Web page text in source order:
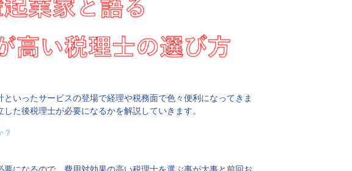
いったサービスの登場で経理や税務面で色々便利になってきま
た後税理士が必要になるかを解説していきます。